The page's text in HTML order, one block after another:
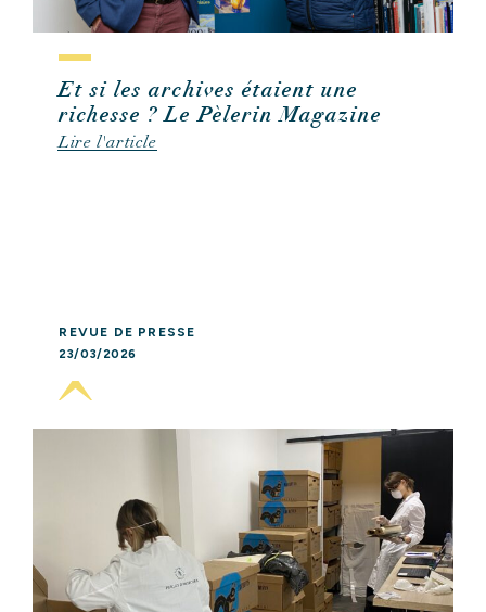
Et si les archives étaient une
richesse ? Le Pèlerin Magazine
Lire l'article
REVUE DE PRESSE
23/03/2026